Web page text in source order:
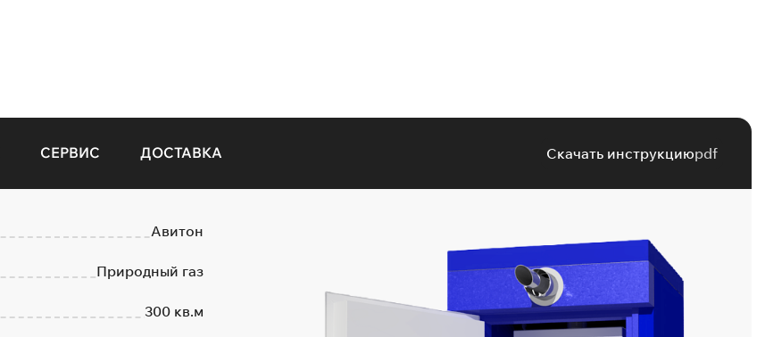
СЕРВИС ДОСТАВКА Скачать инструкциюpdf
Авитон
Природный газ
300 кв.м